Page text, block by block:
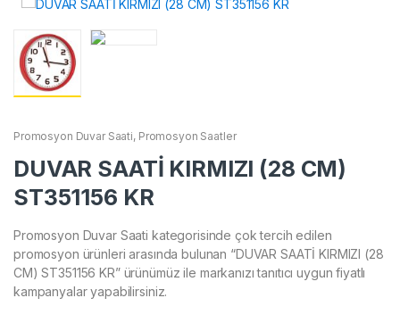
Promosyon Duvar Saati, Promosyon Saatler
DUVAR SAATİ KIRMIZI (28 CM)
ST351156 KR
Promosyon Duvar Saati kategorisinde çok tercih edilen
promosyon ürünleri arasında bulunan “DUVAR SAATİ KIRMIZI (28
CM) ST351156 KR” ürünümüz ile markanızı tanıtıcı uygun fiyatlı
kampanyalar yapabilirsiniz.